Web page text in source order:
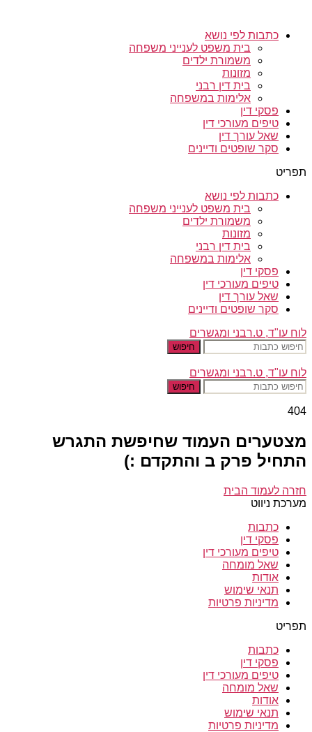
כתבות לפי נושא
בית משפט לענייני משפחה
משמורת ילדים
מזונות
בית דין רבני
אלימות במשפחה
פסקי דין
טיפים מעורכי דין
שאל עורך דין
סקר שופטים ודיינים
תפריט
כתבות לפי נושא
בית משפט לענייני משפחה
משמורת ילדים
מזונות
בית דין רבני
אלימות במשפחה
פסקי דין
טיפים מעורכי דין
שאל עורך דין
סקר שופטים ודיינים
לוח עו"ד, ט.רבני ומגשרים
חיפוש
לוח עו"ד, ט.רבני ומגשרים
חיפוש
404
מצטערים העמוד שחיפשת התגרש
התחיל פרק ב והתקדם :)
חזרה לעמוד הבית
מערכת ניווט
כתבות
פסקי דין
טיפים מעורכי דין
שאל מומחה
אודות
תנאי שימוש
מדיניות פרטיות
תפריט
כתבות
פסקי דין
טיפים מעורכי דין
שאל מומחה
אודות
תנאי שימוש
מדיניות פרטיות